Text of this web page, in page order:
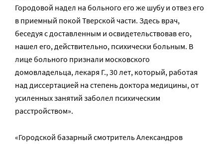
Городовой надел на больного его же шубу и отвез его
в приемный покой Тверской части. Здесь врач,
беседуя с доставленным и освидетельствовав его,
нашел его, действительно, психически больным. В
лице больного признали московского
домовладельца, лекаря Г., 30 лет, который, работая
над диссертацией на степень доктора медицины, от
усиленных занятий заболел психическим
расстройством».
«Городской базарный смотритель Александров